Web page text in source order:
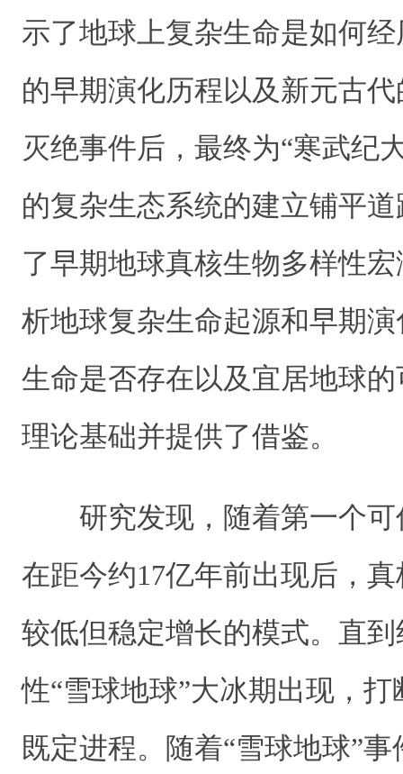
示了地球上复杂生命是如何
的早期演化历程以及新元古
灭绝事件后，最终为“寒武纪
的复杂生态系统的建立铺平
了早期地球真核生物多样性
析地球复杂生命起源和早期
生命是否存在以及宜居地球
理论基础并提供了借鉴。
研究发现，随着第一个
在距今约17亿年前出现后，
较低但稳定增长的模式。直
性“雪球地球”大冰期出现，
既定进程。随着“雪球地球”